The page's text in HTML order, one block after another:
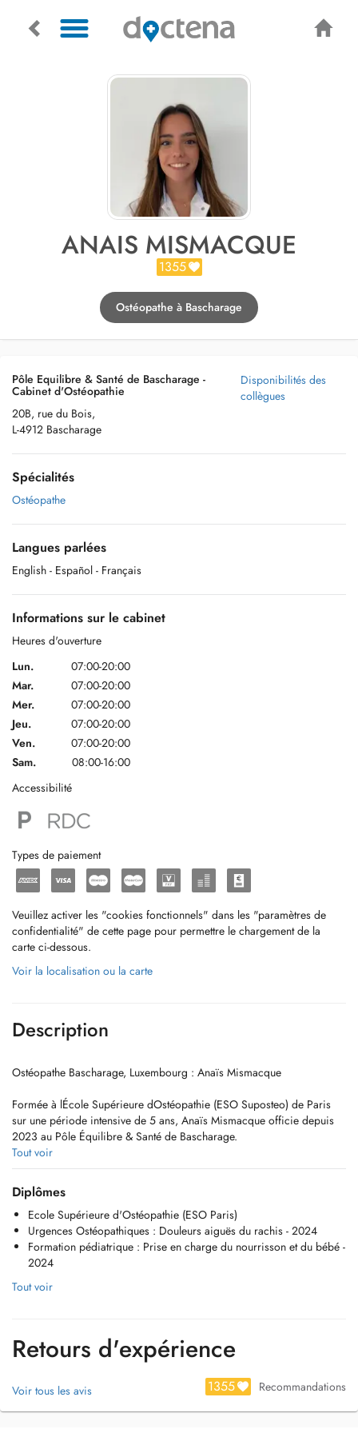
ANAIS MISMACQUE
1355
Ostéopathe à Bascharage
Pôle Equilibre & Santé de Bascharage -
Cabinet d'Ostéopathie
20B, rue du Bois,
L-4912 Bascharage
Disponibilités des
collègues
Spécialités
Ostéopathe
Langues parlées
English - Español - Français
Informations sur le cabinet
Heures d'ouverture
Lun.
07:00-20:00
Mar.
07:00-20:00
Mer.
07:00-20:00
Jeu.
07:00-20:00
Ven.
07:00-20:00
Sam.
08:00-16:00
Accessibilité
Types de paiement
Veuillez activer les "cookies fonctionnels" dans les "paramètres de
confidentialité" de cette page pour permettre le chargement de la
carte ci-dessous.
Voir la localisation ou la carte
Description
Ostéopathe Bascharage, Luxembourg : Anaïs Mismacque
Formée à lÉcole Supérieure dOstéopathie (ESO Suposteo) de Paris
sur une période intensive de 5 ans, Anaïs Mismacque officie depuis
2023 au Pôle Équilibre & Santé de Bascharage.
Tout au long de son parcours académique, Anaïs s'est armée d'une
expertise théorique robuste dans lanatomie, la physiopathologie, la
psychologie et la biomécanique. Elle possède également une solide
expérience pratique de 1500 heures, maîtrisant ainsi diverses
techniques ostéopathiques : structurelles, crâniennes, faciales,
viscérales et plus encore. Chaque consultation est adaptée de manière
unique pour répondre aux besoins individuels de ses patients.
technique qui la distingue, mais également son empathie et son écoute
attentive.
Ses collaborations avec des clubs sportifs tels que le Club de Rugby
de Drancy et le Club de Football de Noisy-le-Grand ont renforcé son
Tout voir
Diplômes
Ecole Supérieure d'Ostéopathie (ESO Paris)
Urgences Ostéopathiques : Douleurs aiguës du rachis - 2024
Formation pédiatrique : Prise en charge du nourrisson et du bébé -
2024
Tout voir
Retours d'expérience
Voir tous les avis 1355 Recommandations